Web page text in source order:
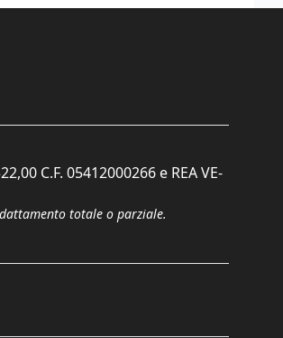
C.F. 05412000266 e REA VE-
totale o parziale.